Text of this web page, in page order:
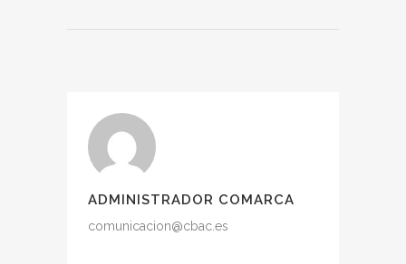
ADMINISTRADOR COMARCA
comunicacion@cbac.es